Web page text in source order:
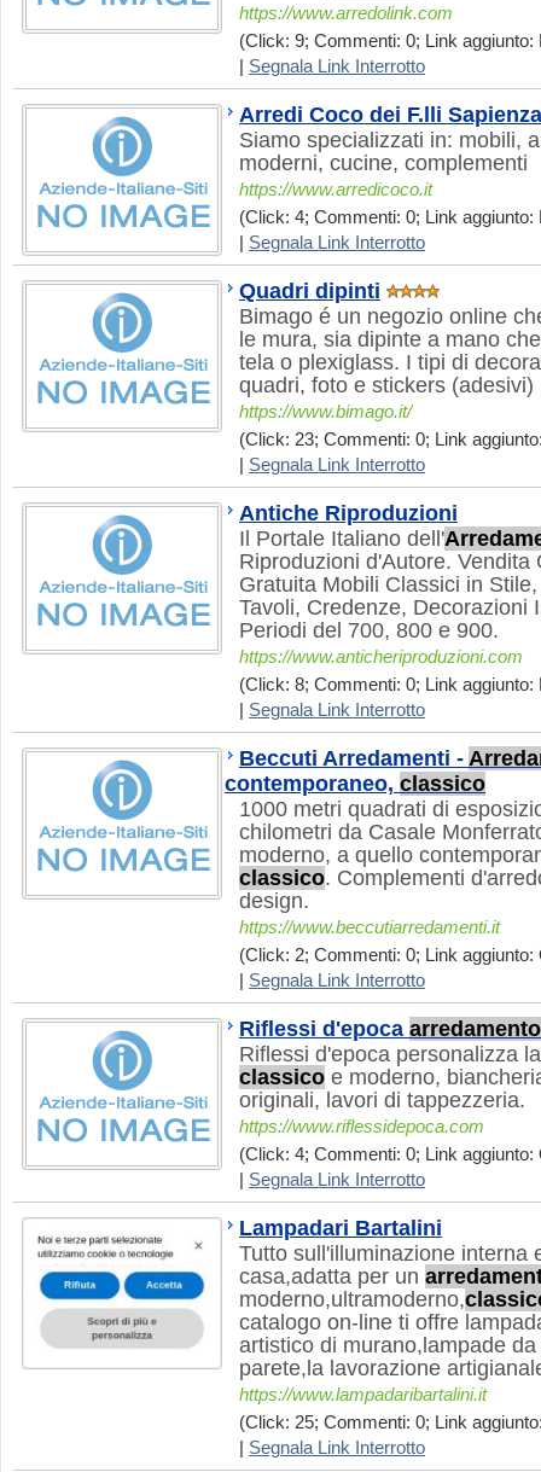
https://www.arredolink.com
(Click: 9; Commenti: 0; Link aggiunto:
Segnala Link Interrotto
Arredi Coco dei F.lli
Siamo specializzati in: mobili,
moderni, cucine, complementi
https://www.arredicoco.it
(Click: 4; Commenti: 0; Link aggiunto:
Segnala Link Interrotto
Quadri dipinti
Bimago é un negozio online
le mura, sia dipinte a mano
tela o plexiglass. I tipi di
quadri, foto e stickers (adesivi)
https://www.bimago.it/
(Click: 23; Commenti: 0; Link
Segnala Link Interrotto
Antiche Riproduzioni
Il Portale Italiano dell'
Riproduzioni d'Autore. Vendita
Gratuita Mobili Classici in
Tavoli, Credenze, Decorazioni
Periodi del 700, 800 e 900.
https://www.anticheriproduzioni.com
(Click: 8; Commenti: 0; Link aggiunto:
Segnala Link Interrotto
Beccuti Arredamenti -
contemporaneo, classico
1000 metri quadrati di
chilometri da Casale
moderno, a quello
classico. Complementi
design.
https://www.beccutiarredamenti.it
(Click: 2; Commenti: 0; Link aggiunto:
Segnala Link Interrotto
Riflessi d'epoca arredamento
Riflessi d'epoca personalizza
classico e moderno,
originali, lavori di tappezzeria.
https://www.riflessidepoca.com
(Click: 4; Commenti: 0; Link aggiunto:
Segnala Link Interrotto
Lampadari Bartalini
Tutto sull'illuminazione interna
casa,adatta per un
moderno,ultramoderno,
catalogo on-line ti offre
artistico di murano,lampade
parete,la lavorazione
https://www.lampadaribartalini.it
(Click: 25; Commenti: 0; Link
Segnala Link Interrotto